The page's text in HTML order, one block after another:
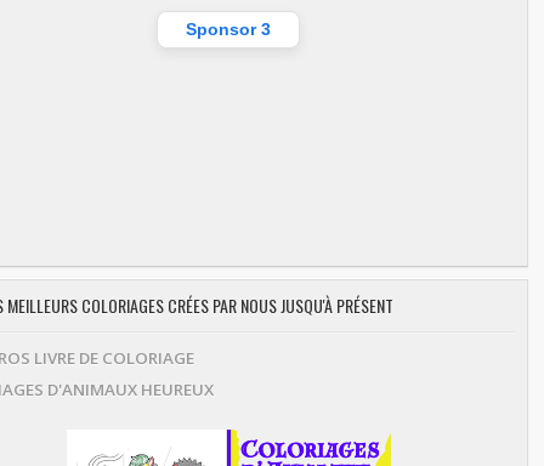
Sponsor 3
MEILLEURS COLORIAGES CRÉES PAR NOUS JUSQU'À PRÉSENT
LIVRE DE COLORIAGE
D'ANIMAUX HEUREUX